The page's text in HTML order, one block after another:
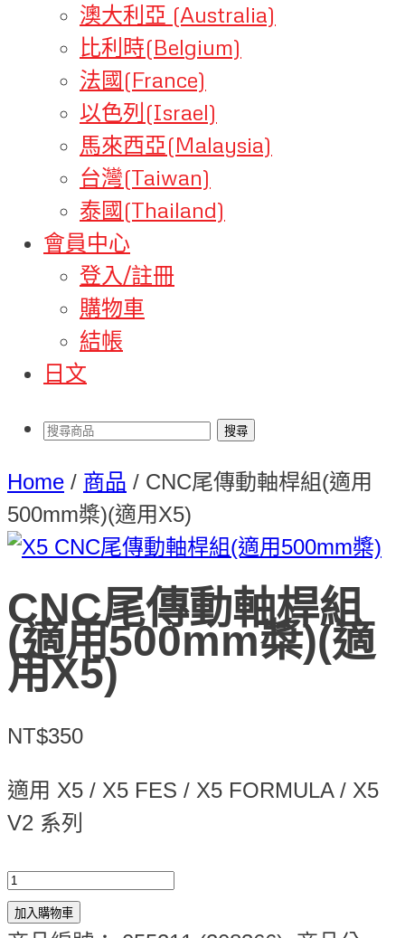
澳大利亞 (Australia)
比利時(Belgium)
法國(France)
以色列(Israel)
馬來西亞(Malaysia)
台灣(Taiwan)
泰國(Thailand)
會員中心
登入/註冊
購物車
結帳
日文
Home / 商品 / CNC尾傳動軸桿組(適用
500mm槳)(適用X5)
CNC尾傳動軸桿組
(適用500mm槳)(適
用X5)
NT$350
適用 X5 / X5 FES / X5 FORMULA / X5
V2 系列
加入購物車